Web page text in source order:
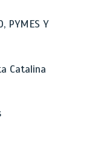
PYMES Y
Catalina